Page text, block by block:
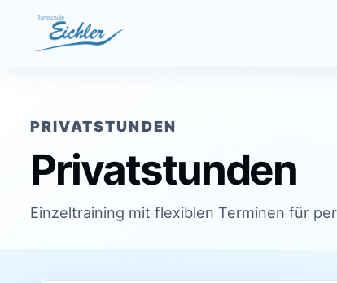
PRIVATSTUNDEN
Privatstunden
Einzeltraining mit flexiblen Terminen für